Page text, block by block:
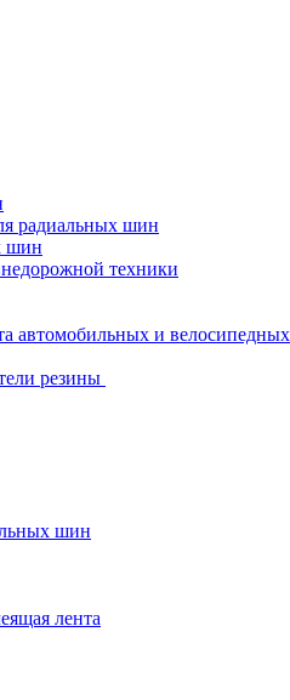
радиальных шин
шин
техники
автомобильных и
резины
шин
лента